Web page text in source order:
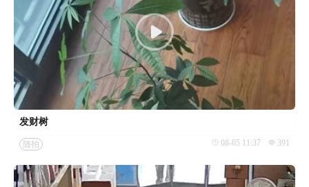
发财树
随拍 08-05 11:37 391